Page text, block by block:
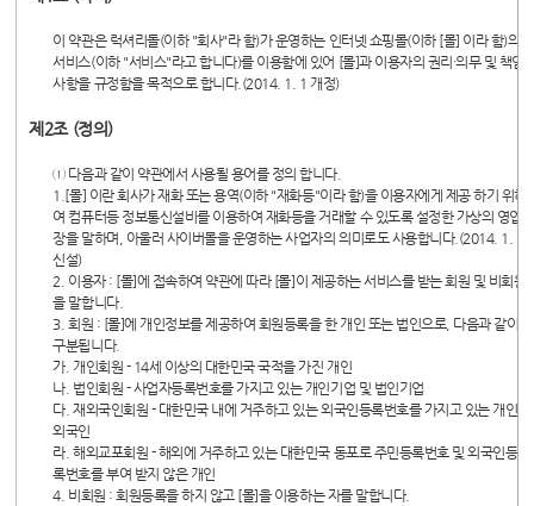
이 약관은 럭셔리돌(이하 "회사"라 함)가 운영하는 인터넷 쇼핑몰(이하 [몰] 이라 함)의
서비스(이하 "서비스"라고 합니다)를 이용함에 있어 [몰]과 이용자의 권리·의무 및 책임
사항을 규정함을 목적으로 합니다.(2014. 1. 1 개정)
제2조 (정의)
① 다음과 같이 약관에서 사용될 용어를 정의 합니다.
1.[몰] 이란 회사가 재화 또는 용역(이하 "재화등"이라 함)을 이용자에게 제공 하기 위하
여 컴퓨터등 정보통신설비를 이용하여 재화등을 거래할 수 있도록 설정한 가상의 영업
장을 말하며, 아울러 사이버몰을 운영하는 사업자의 의미로도 사용합니다.(2014. 1. 1
신설)
2. 이용자 : [몰]에 접속하여 약관에 따라 [몰]이 제공하는 서비스를 받는 회원 및 비회원
을 말합니다.
3. 회원 : [몰]에 개인정보를 제공하여 회원등록을 한 개인 또는 법인으로, 다음과 같이
구분됩니다.
가. 개인회원 - 14세 이상의 대한민국 국적을 가진 개인
나. 법인회원 - 사업자등록번호를 가지고 있는 개인기업 및 법인기업
다. 재외국인회원 - 대한민국 내에 거주하고 있는 외국인등록번호를 가지고 있는 개인
외국인
라. 해외교포회원 - 해외에 거주하고 있는 대한민국 동포로 주민등록번호 및 외국인등
록번호를 부여 받지 않은 개인
4. 비회원 : 회원등록을 하지 않고 [몰]을 이용하는 자를 말합니다.